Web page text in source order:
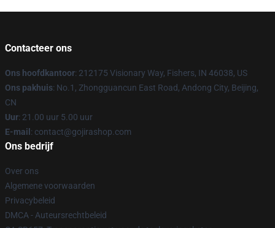
Contacteer ons
Ons hoofdkantoor: 212175 Visionary Way, Fishers, IN 46038, US
Ons pakhuis: No.1, Zhongguancun East Road, Andong City, Beijing,
CN
Uur: 21.00 uur 5.00 uur
E-mail : contact@gojirashop.com
Ons bedrijf
Over ons
Algemene voorwaarden
Privacybeleid
DMCA - Auteursrechtbeleid